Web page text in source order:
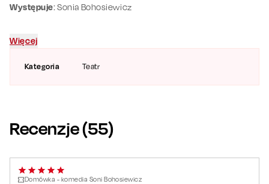
Kategoria Teatr
Występuje: Sonia Bohosiewicz
Więcej
Recenzje (55)
Domówka - komedia Soni Bohosiewicz